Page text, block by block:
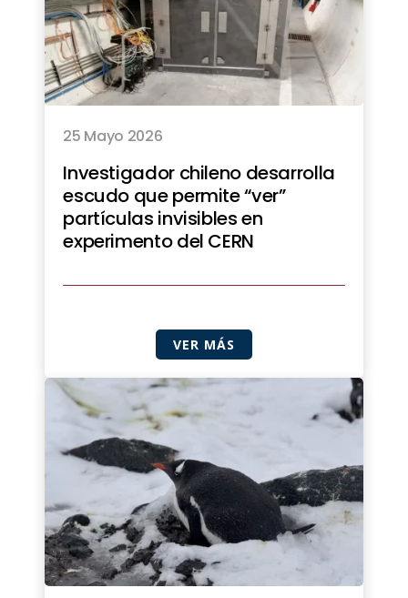
25 Mayo 2026
Investigador chileno desarrolla
escudo que permite “ver”
partículas invisibles en
experimento del CERN
VER MÁS